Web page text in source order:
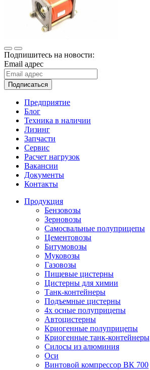
Подпишитесь на новости:
Email адрес
Подписаться
Предприятие
Блог
Техника в наличии
Лизинг
Запчасти
Сервис
Расчет нагрузок
Вакансии
Документы
Контакты
Продукция
Бензовозы
Зерновозы
Самосвальные полуприцепы
Цементовозы
Битумовозы
Муковозы
Газовозы
Пищевые цистерны
Цистерны для химии
Танк-контейнеры
Подъемные цистерны
4х осные полуприцепы
Автоцистерны
Криогенные полуприцепы
Криогенные танк-контейнеры
Силосы из алюминия
Оси
Винтовой компрессор ВК 700